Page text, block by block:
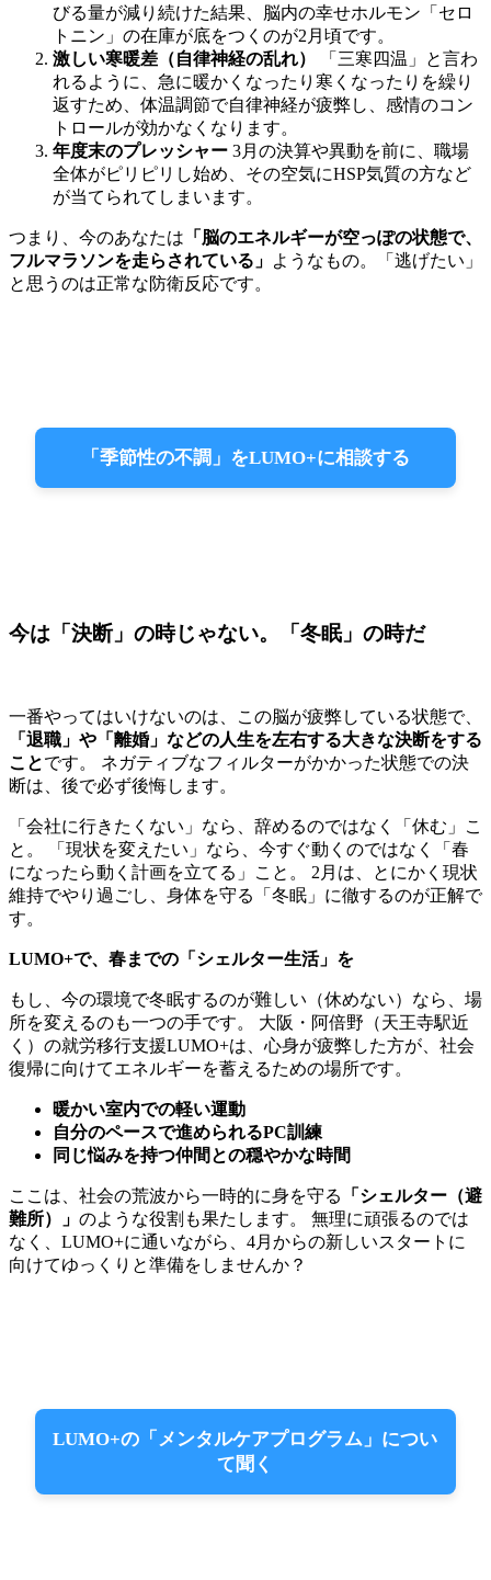
びる量が減り続けた結果、脳内の幸せホルモン「セロ
トニン」の在庫が底をつくのが2月頃です。
激しい寒暖差（自律神経の乱れ）
「三寒四温」と言わ
れるように、急に暖かくなったり寒くなったりを繰り
返すため、体温調節で自律神経が疲弊し、感情のコン
トロールが効かなくなります。
年度末のプレッシャー 3月の決算や異動を前に、職場
全体がピリピリし始め、その空気にHSP気質の方など
が当てられてしまいます。
つまり、今のあなたは 「脳のエネルギーが空っぽの状態で、
フルマラソンを走らされている」 ようなもの。「逃げたい」
と思うのは正常な防衛反応です。
「季節性の不調」をLUMO+に相談する
今は「決断」の時じゃない。「冬眠」の時だ
一番やってはいけないのは、この脳が疲弊している状態で、
「退職」や「離婚」などの人生を左右する大きな決断をする
ことです。 ネガティブなフィルターがかかった状態での決
断は、後で必ず後悔します。
「会社に行きたくない」なら、辞めるのではなく「休む」こ
と。 「現状を変えたい」なら、今すぐ動くのではなく「春
になったら動く計画を立てる」こと。 2月は、とにかく現状
維持でやり過ごし、身体を守る「冬眠」に徹するのが正解で
す。
LUMO+で、春までの「シェルター生活」を
もし、今の環境で冬眠するのが難しい（休めない）なら、場
所を変えるのも一つの手です。 大阪・阿倍野（天王寺駅近
く）の就労移行支援LUMO+は、心身が疲弊した方が、社会
復帰に向けてエネルギーを蓄えるための場所です。
暖かい室内での軽い運動
自分のペースで進められるPC訓練
同じ悩みを持つ仲間との穏やかな時間
ここは、社会の荒波から一時的に身を守る
「シェルター（避
難所）」 のような役割も果たします。 無理に頑張るのでは
なく、LUMO+に通いながら、4月からの新しいスタートに
向けてゆっくりと準備をしませんか？
LUMO+の「メンタルケアプログラム」につい
て聞く